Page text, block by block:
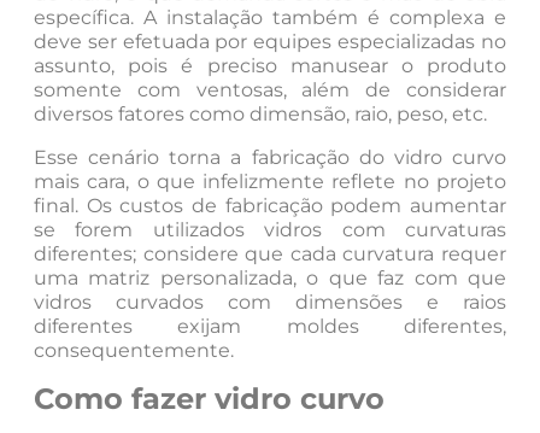
específica. A instalação também é complexa e
deve ser efetuada por equipes especializadas no
assunto, pois é preciso manusear o produto
somente com ventosas, além de considerar
diversos fatores como dimensão, raio, peso, etc.
Esse cenário torna a fabricação do vidro curvo
mais cara, o que infelizmente reflete no projeto
final. Os custos de fabricação podem aumentar
se forem utilizados vidros com curvaturas
diferentes; considere que cada curvatura requer
uma matriz personalizada, o que faz com que
vidros curvados com dimensões e raios
diferentes exijam moldes diferentes,
consequentemente.
Como fazer vidro curvo